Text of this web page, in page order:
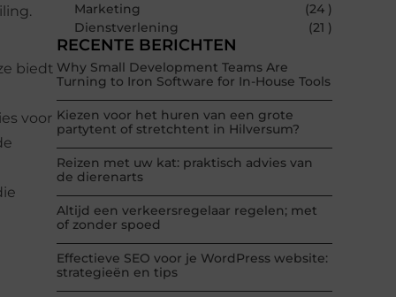
biedt
voor
Marketing
(24 )
Dienstverlening
(21 )
RECENTE BERICHTEN
Why Small Development Teams Are
Turning to Iron Software for In-House Tools
Kiezen voor het huren van een grote
partytent of stretchtent in Hilversum?
Reizen met uw kat: praktisch advies van
de dierenarts
Altijd een verkeersregelaar regelen; met
of zonder spoed
Effectieve SEO voor je WordPress website:
strategieën en tips